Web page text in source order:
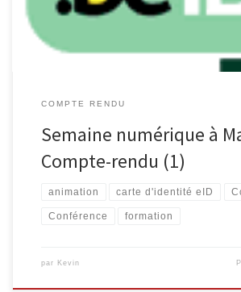
Fortemps […]
COMPTE RENDU
Semaine numérique à
Compte-rendu (1)
animation carte d'identité eID
Conférence formation
par Kevin